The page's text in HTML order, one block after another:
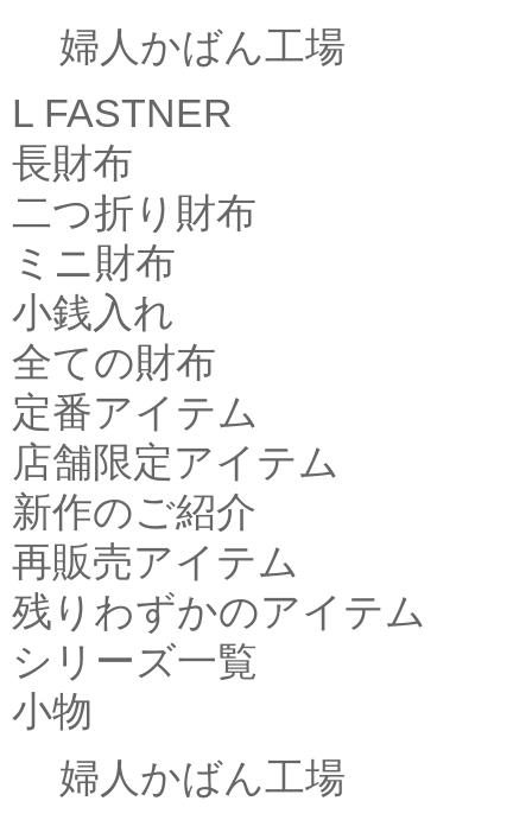
婦人かばん工場
L FASTNER
長財布
二つ折り財布
ミニ財布
小銭入れ
全ての財布
定番アイテム
店舗限定アイテム
新作のご紹介
再販売アイテム
残りわずかのアイテム
シリーズ一覧
小物
婦人かばん工場